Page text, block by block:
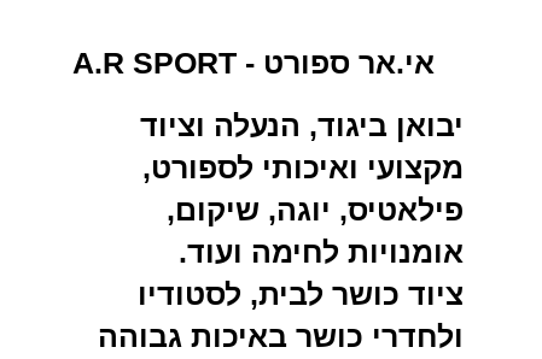
A.R SPORT - אי.אר ספורט
יבואן ביגוד, הנעלה וציוד
מקצועי ואיכותי לספורט,
פילאטיס, יוגה, שיקום,
אומנויות לחימה ועוד.
ציוד כושר לבית, לסטודיו
ולחדרי כושר באיכות גבוהה